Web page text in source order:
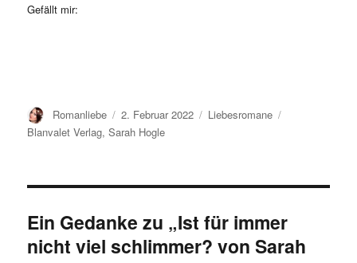
Gefällt mir:
Autor
Romanliebe
Veröffentlicht
am
2. Februar 2022 Kategorien
Liebesromane
Blanvalet Verlag,Sarah Hogle
Ein Gedanke zu „Ist für immer
nicht viel schlimmer? von Sarah